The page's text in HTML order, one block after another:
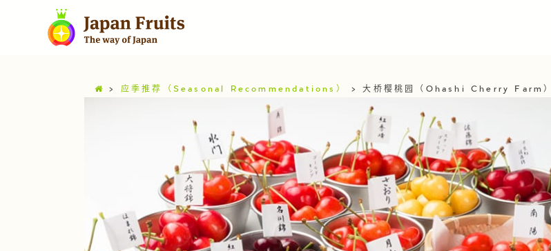
> 应季推荐（Seasonal Recommendations） >大桥樱桃园（Ohashi Cherry Farm）